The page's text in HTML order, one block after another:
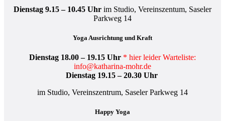
Dienstag 9.15 – 10.45 Uhr im Studio, Vereinszentum, Saseler
Parkweg 14
Yoga Ausrichtung und Kraft
Dienstag 18.00 – 19.15 Uhr * hier leider Warteliste:
info@katharina-mohr.de
Dienstag 19.15 – 20.30 Uhr
im Studio, Vereinszentrum, Saseler Parkweg 14
Happy Yoga